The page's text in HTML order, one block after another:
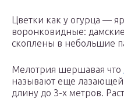
Цветки как у огурца —
воронковидные:
скоплены в небольшие
Мелотрия шершавая что
называют еще лазающей
длину до 3-х метров.